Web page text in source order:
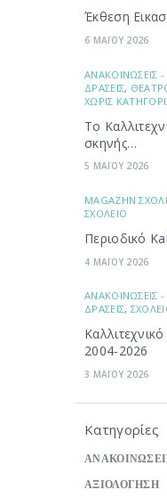
Έκθεση
6 ΜΑΪΟΥ 2026
ΑΝΑΚΟΙΝΩΣΕΙΣ
ΔΡΑΣΕΙΣ,
ΧΩΡΙΣ
Το
σκηνής…
5 ΜΑΪΟΥ 2026
ΜAGAZHN
ΣΧΟΛΕΙΟ
Περιοδικό
4 ΜΑΪΟΥ 2026
ΑΝΑΚΟΙΝΩΣΕΙΣ
ΔΡΑΣΕΙΣ,
2004-2026
3 ΜΑΪΟΥ 2026
Κατηγορίες
ΑΞΙΟΛΟΓΗΣΗ